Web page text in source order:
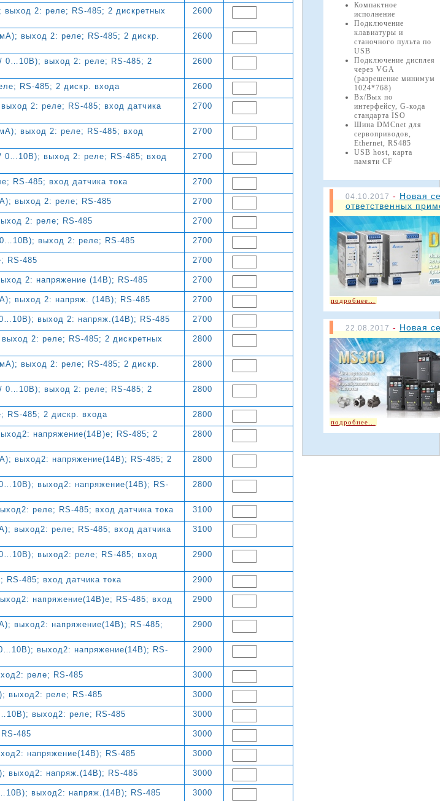
Компактное
исполнение
Подключение
клавиатуры и
станочного пульта по
USB
Подключение дисплея
через VGA
(разрешение минимум
1024*768)
Вх/Вых по
интерфейсу, G-кода
стандарта ISO
Шина DMCnet для
сервоприводов,
Ethernet, RS485
USB host, карта
памяти CF
04.10.2017 - Новая
ответственных
подробнее...
22.08.2017 - Новая
подробнее...
2: реле; RS-485; 2 дискретных
2600
выход 2: реле; RS-485; 2 дискр.
2600
0…10В); выход 2: реле; RS-485; 2
2600
RS-485; 2 дискр. входа 2600
2: реле; RS-485; вход датчика
2700
выход 2: реле; RS-485; вход
2700
0…10В); выход 2: реле; RS-485; вход
2700
RS-485; вход датчика тока 2700
выход 2: реле; RS-485 2700
2: реле; RS-485 2700
выход 2: реле; RS-485 2700
RS-485 2700
2: напряжение (14В); RS-485 2700
выход 2: напряж. (14В); RS-485 2700
выход 2: напряж.(14В); RS-485 2700
2: реле; RS-485; 2 дискретных
2800
выход 2: реле; RS-485; 2 дискр.
2800
0…10В); выход 2: реле; RS-485; 2
2800
RS-485; 2 дискр. входа 2800
напряжение(14В)е; RS-485; 2
2800
выход2: напряжение(14В); RS-485; 2
2800
выход2: напряжение(14В); RS-
2800
реле; RS-485; вход датчика тока 3100
выход2: реле; RS-485; вход датчика
3100
выход2: реле; RS-485; вход
2900
485; вход датчика тока 2900
напряжение(14В)е; RS-485; вход
2900
выход2: напряжение(14В); RS-485;
2900
выход2: напряжение(14В); RS-
2900
реле; RS-485 3000
выход2: реле; RS-485 3000
выход2: реле; RS-485 3000
485 3000
напряжение(14В); RS-485 3000
выход2: напряж.(14В); RS-485 3000
выход2: напряж.(14В); RS-485 3000